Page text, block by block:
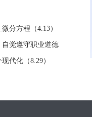
分方程（4.13）
自觉遵守职业道德
代化（8.29）